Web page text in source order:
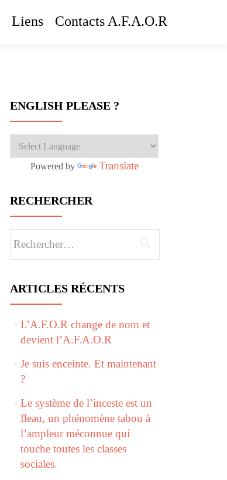
Liens Contacts A.F.A.O.R
ENGLISH PLEASE ?
Powered by Translate
RECHERCHER
ARTICLES RÉCENTS
L’A.F.O.R change de nom et
devient l’A.F.A.O.R
Je suis enceinte. Et maintenant
?
Le système de l’inceste est un
fleau, un phénomène tabou à
l’ampleur méconnue qui
touche toutes les classes
sociales.